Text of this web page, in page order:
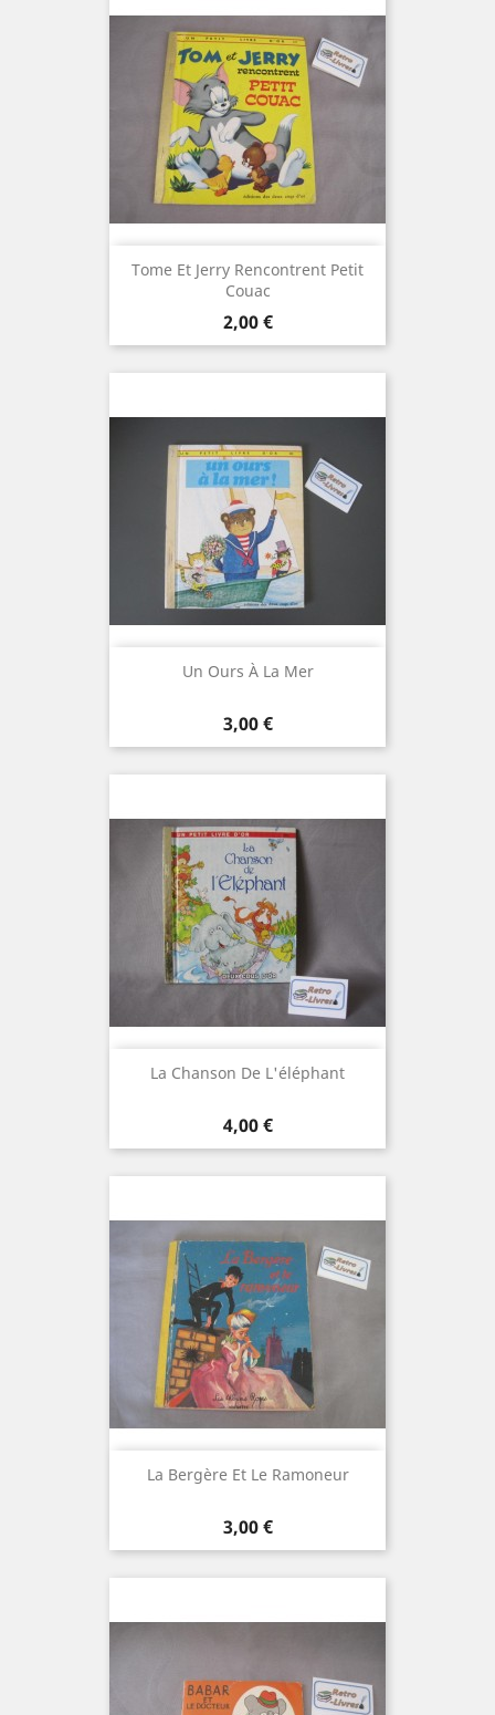
Tome Et Jerry Rencontrent Petit
Couac
Prix
2,00 €
Un Ours À La Mer
Prix
3,00 €
La Chanson De L'éléphant
Prix
4,00 €
La Bergère Et Le Ramoneur
Prix
3,00 €